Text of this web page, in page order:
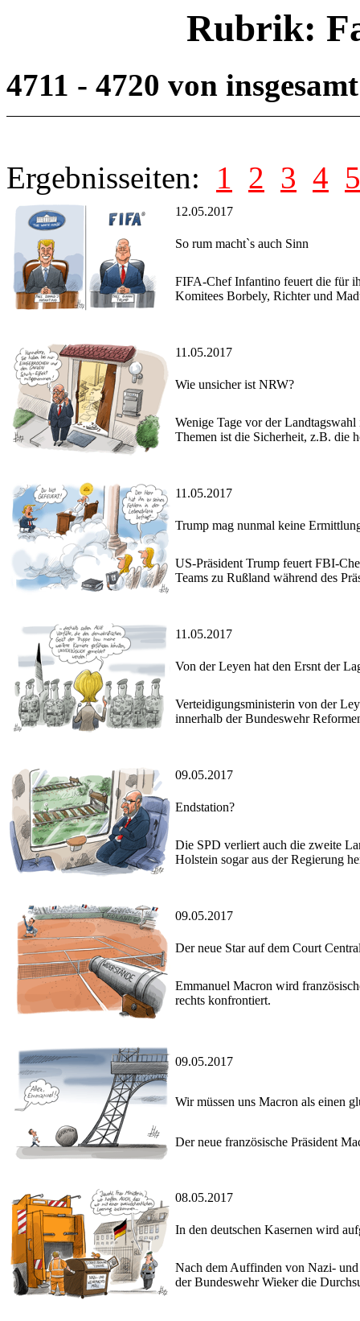
Rubrik:
4711 - 4720 von
Ergebnisseiten: 1 2 3 4 5
12.05.2017
So rum macht`s auch Sinn
FIFA-Chef Infantino feuert die für
Komitees Borbely, Richter und
11.05.2017
Wie unsicher ist NRW?
Wenige Tage vor der
Themen ist die Sicherheit, z.B. die
11.05.2017
Trump mag nunmal keine
US-Präsident Trump feuert FBI-
Teams zu Rußland während des
11.05.2017
Von der Leyen hat den Ersnt der
Verteidigungsministerin von der
innerhalb der Bundeswehr
09.05.2017
Endstation?
Die SPD verliert auch die zweite
Holstein sogar aus der Regierung
09.05.2017
Der neue Star auf dem Court
Emmanuel Macron wird
rechts konfrontiert.
09.05.2017
Wir müssen uns Macron als einen
Der neue französische Präsident
08.05.2017
In den deutschen Kasernen wird
Nach dem Auffinden von Nazi- und
der Bundeswehr Wieker die